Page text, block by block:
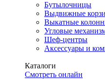
Бутылочницы
Выдвижные
Выкатные
Угловые
Шеф-центры
Аксессуары и
Каталоги
Смотреть онлайн